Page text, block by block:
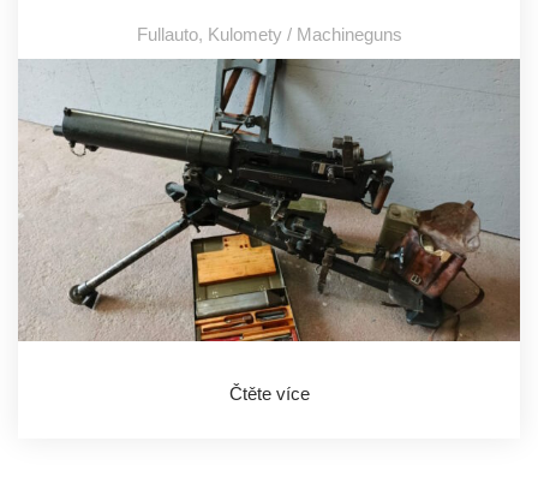
Fullauto, Kulomety / Machineguns
Čtěte více